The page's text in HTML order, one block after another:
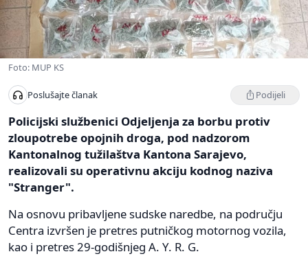
Foto: MUP KS
Poslušajte članak Podijeli
Policijski službenici Odjeljenja za borbu protiv
zloupotrebe opojnih droga, pod nadzorom
Kantonalnog tužilaštva Kantona Sarajevo,
realizovali su operativnu akciju kodnog naziva
"Stranger".
Na osnovu pribavljene sudske naredbe, na području
Centra izvršen je pretres putničkog motornog vozila,
kao i pretres 29-godišnjeg A. Y. R. G.